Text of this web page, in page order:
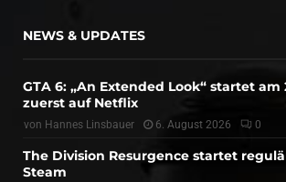
NEWS & UPDATES
GTA 6: „An Extended Look“ startet am
zuerst auf Netflix
von Hannes Linsbauer 6. August 2026 0
The Division Resurgence startet
Steam